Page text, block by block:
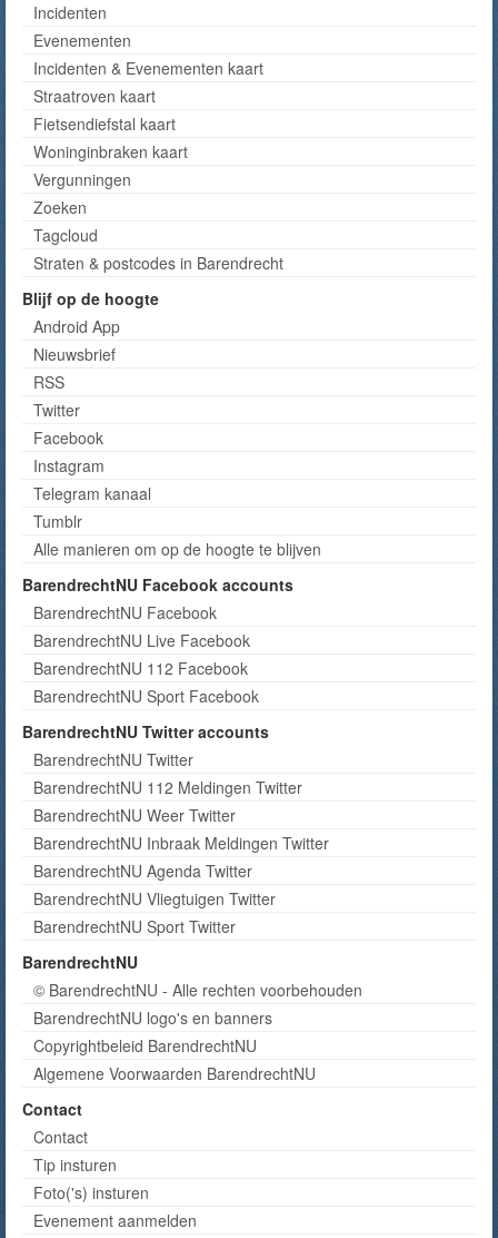
Incidenten
Evenementen
Incidenten & Evenementen kaart
Straatroven kaart
Fietsendiefstal kaart
Woninginbraken kaart
Vergunningen
Zoeken
Tagcloud
Straten & postcodes in Barendrecht
Blijf op de hoogte
Android App
Nieuwsbrief
RSS
Twitter
Facebook
Instagram
Telegram kanaal
Tumblr
Alle manieren om op de hoogte te blijven
BarendrechtNU Facebook accounts
BarendrechtNU Facebook
BarendrechtNU Live Facebook
BarendrechtNU 112 Facebook
BarendrechtNU Sport Facebook
BarendrechtNU Twitter accounts
BarendrechtNU Twitter
BarendrechtNU 112 Meldingen Twitter
BarendrechtNU Weer Twitter
BarendrechtNU Inbraak Meldingen Twitter
BarendrechtNU Agenda Twitter
BarendrechtNU Vliegtuigen Twitter
BarendrechtNU Sport Twitter
BarendrechtNU
© BarendrechtNU - Alle rechten voorbehouden
BarendrechtNU logo's en banners
Copyrightbeleid BarendrechtNU
Algemene Voorwaarden BarendrechtNU
Contact
Contact
Tip insturen
Foto('s) insturen
Evenement aanmelden